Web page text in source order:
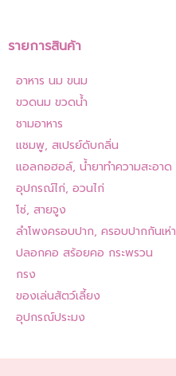
รายการสินค้า
อาหาร นม ขนม
ขวดนม ขวดน้ำ
ชามอาหาร
แชมพู, สเปรย์ดับกลิ่น
แอลกอฮอล์, น้ำยาทำความสะอาด
อุปกรณ์ไก่, อวนไก่
โซ่, สายจูง
ลำโพงครอบปาก, ครอบปากกันเห่า
ปลอกคอ สร้อยคอ กระพรวน
กรง
ของเล่นสัตว์เลี้ยง
อุปกรณ์ประมง